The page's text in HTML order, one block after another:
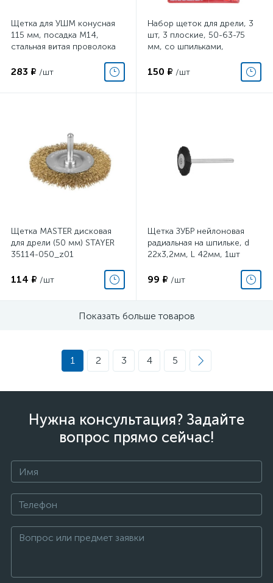
Щетка для УШМ конусная
115 мм, посадка M14,
стальная витая проволока
283 ₽ /шт
Набор щеток для дрели, 3
шт, 3 плоские, 50-63-75
мм, со шпильками,
150 ₽ /шт
Щетка MASTER дисковая
для дрели (50 мм) STAYER
35114-050_z01
114 ₽ /шт
Щетка ЗУБР нейлоновая
радиальная на шпильке, d
22х3,2мм, L 42мм, 1шт
99 ₽ /шт
Показать больше товаров
1 2 3 4 5
Нужна консультация? Задайте
вопрос прямо сейчас!